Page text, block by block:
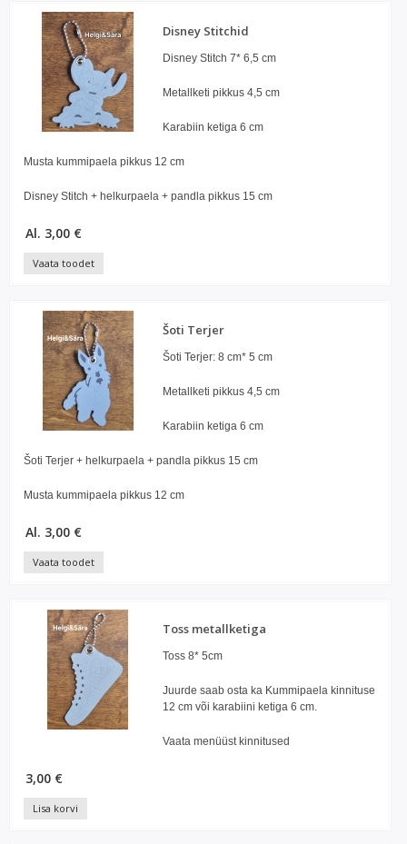
Disney Stitchid
Disney Stitch 7* 6,5 cm
Metallketi pikkus 4,5 cm
Karabiin ketiga 6 cm
Musta kummipaela pikkus 12 cm
Disney Stitch + helkurpaela + pandla pikkus 15 cm
Al. 3,00 €
Vaata toodet
Šoti Terjer
Šoti Terjer: 8 cm* 5 cm
Metallketi pikkus 4,5 cm
Karabiin ketiga 6 cm
Šoti Terjer + helkurpaela + pandla pikkus 15 cm
Musta kummipaela pikkus 12 cm
Al. 3,00 €
Vaata toodet
Toss metallketiga
Toss 8* 5cm
Juurde saab osta ka Kummipaela kinnituse
12 cm või karabiini ketiga 6 cm.
Vaata menüüst kinnitused
3,00 €
Lisa korvi